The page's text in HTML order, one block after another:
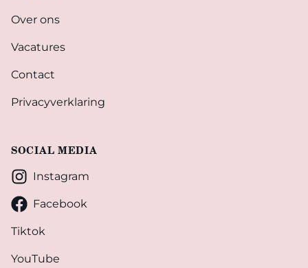
Over ons
Vacatures
Contact
Privacyverklaring
SOCIAL MEDIA
Instagram
Facebook
Tiktok
YouTube